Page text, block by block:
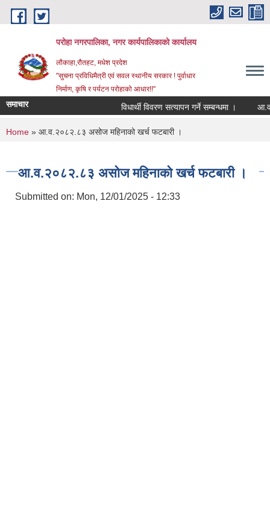
Skip to main content
परोहा नगरपालिका, नगर कार्यपालिकाको कार्यालय
लौकाहा,रौतहट, मधेश प्रदेश
"सुचना प्रविधिमैत्री एवं सवल स्थानीय सरकार ! पुर्वाधार
निर्माण, कृषि र पर्यटन परोहाको आधार!!"
समाचार विधार्थी विवरण सत्यापन गर्ने सम्बन्धमा ।
You are here
Home » आ.व.२०८२.८३ असोज महिनाको खर्च फटबारी ।
आ.व.२०८२.८३ असोज महिनाको खर्च फटबारी ।
Submitted on: Mon, 12/01/2025 - 12:33